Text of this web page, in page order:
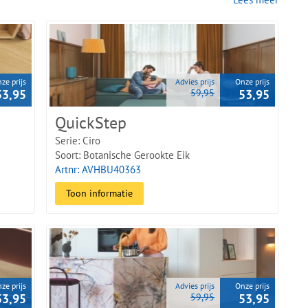
Click per email toe sturen.
op een houten vloer. De panelen hebben een afmeting van
prijs Advies prijs
59,95
Onze prijs
53,95
QuickStep
Serie: Ciro
Soort: Botanische Gerookte Eik
Artnr: AVHBU40363
Toon informatie
prijs Advies prijs
59,95
Onze prijs
53,95